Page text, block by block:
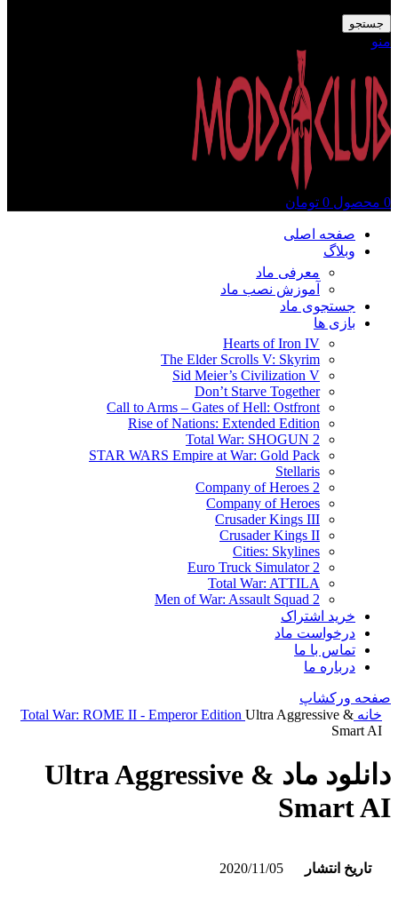
جستجو
منو
0 محصول 0 تومان
صفحه اصلی
وبلاگ
معرفی ماد
آموزش نصب ماد
جستجوی ماد
بازی ها
Hearts of Iron IV
The Elder Scrolls V: Skyrim
Sid Meier’s Civilization V
Don’t Starve Together
Call to Arms – Gates of Hell: Ostfront
Rise of Nations: Extended Edition
Total War: SHOGUN 2
STAR WARS Empire at War: Gold Pack
Stellaris
Company of Heroes 2
Company of Heroes
Crusader Kings III
Crusader Kings II
Cities: Skylines
Euro Truck Simulator 2
Total War: ATTILA
Men of War: Assault Squad 2
خرید اشتراک
درخواست ماد
تماس با ما
درباره ما
صفحه ورکشاپ
خانه
Total War: ROME II - Emperor Edition Ultra Aggressive &
Smart AI
دانلود ماد Ultra Aggressive &
Smart AI
تاریخ انتشار 2020/11/05